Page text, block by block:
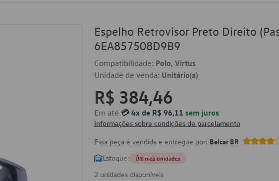
Espelho Retrovisor Preto Direito
6EA857508D9B9
Compatibilidade: Polo, Virtus
Unidade de venda: Unitário(a)
R$ 384,46
Em até 💳 4x de R$ 96,11 sem juros
Informações sobre condições de parcelamento
Essa peça é vendida e entregue por: Belcar BR
Estoque: Últimas unidades
2 unidades disponíveis